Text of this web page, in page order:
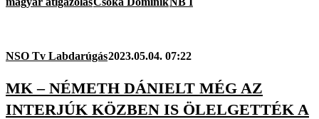
NSO Tv Labdarúgás2023.05.04. 07:22
MK – NÉMETH DÁNIELT MÉG AZ
INTERJÚK KÖZBEN IS ÖLELGETTÉK A